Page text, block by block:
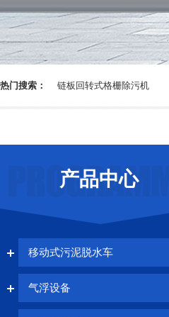
热门搜索： 链板回转式格栅除污机
产品中心
移动式污泥脱水车
气浮设备